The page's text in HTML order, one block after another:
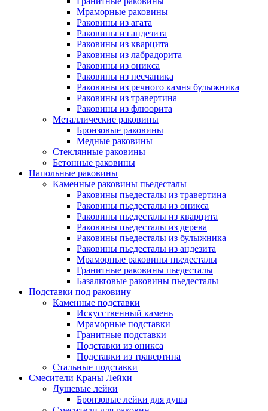
Мраморные раковины
Раковины из агата
Раковины из андезита
Раковины из кварцита
Раковины из лабрадорита
Раковины из оникса
Раковины из песчаника
Раковины из речного камня булыжника
Раковины из травертина
Раковины из флюорита
Металлические раковины
Бронзовые раковины
Медные раковины
Стеклянные раковины
Бетонные раковины
Напольные раковины
Каменные раковины пьедесталы
Раковины пьедесталы из травертина
Раковины пьедесталы из оникса
Раковины пьедесталы из кварцита
Раковины пьедесталы из дерева
Раковины пьедесталы из булыжника
Раковины пьедесталы из андезита
Мраморные раковины пьедесталы
Гранитные раковины пьедесталы
Базальтовые раковины пьедесталы
Подставки под раковину
Каменные подставки
Искусственный камень
Мраморные подставки
Гранитные подставки
Подставки из оникса
Подставки из травертина
Стальные подставки
Смесители Краны Лейки
Душевые лейки
Бронзовые лейки для душа